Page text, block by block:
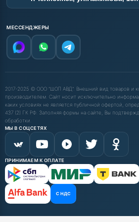
МЕССЕНДЖЕРЫ
2017-2025 © ООО "ШОП АВД". Внешний вид товаров и
производителем. Сайт носит исключительно
каких условиях не является публичной офертой,
437 (2) ГК РФ. Заполняя формы на сайте, Вы
обработки.
МЫ В СОЦСЕТЯХ
ПРИНИМАЕМ К ОПЛАТЕ
С НДС